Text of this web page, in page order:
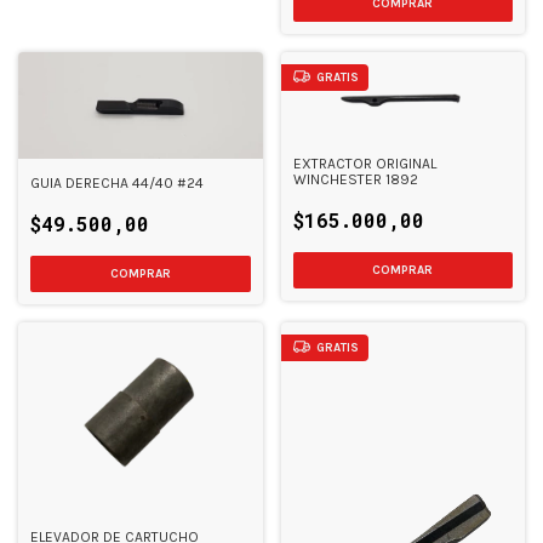
GUIA DERECHA 44/40 #24
$49.500,00
GRATIS
EXTRACTOR ORIGINAL
WINCHESTER 1892
$165.000,00
ELEVADOR DE CARTUCHO
GRATIS